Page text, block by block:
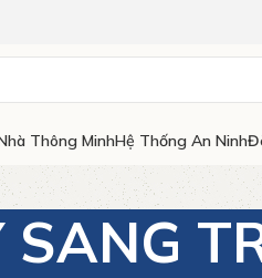
Thông MinhHệ Thống An Ninh